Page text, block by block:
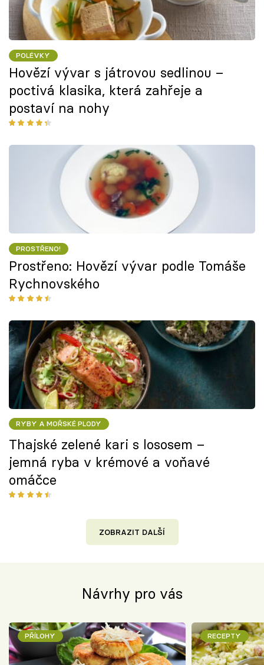
POLÉVKY
Hovězí vývar s játrovou sedlinou –
poctivá klasika, která zahřeje a
postaví na nohy
PROSTŘENO!
Prostřeno: Hovězí vývar podle Tomáše
Rychnovského
RYBY A MOŘSKÉ PLODY
Thajské zelené kari s lososem –
jemná ryba v krémové a voňavé
omáčce
ZOBRAZIT DALŠÍ
Návrhy pro vás
PŘÍLOHY RECEPTY